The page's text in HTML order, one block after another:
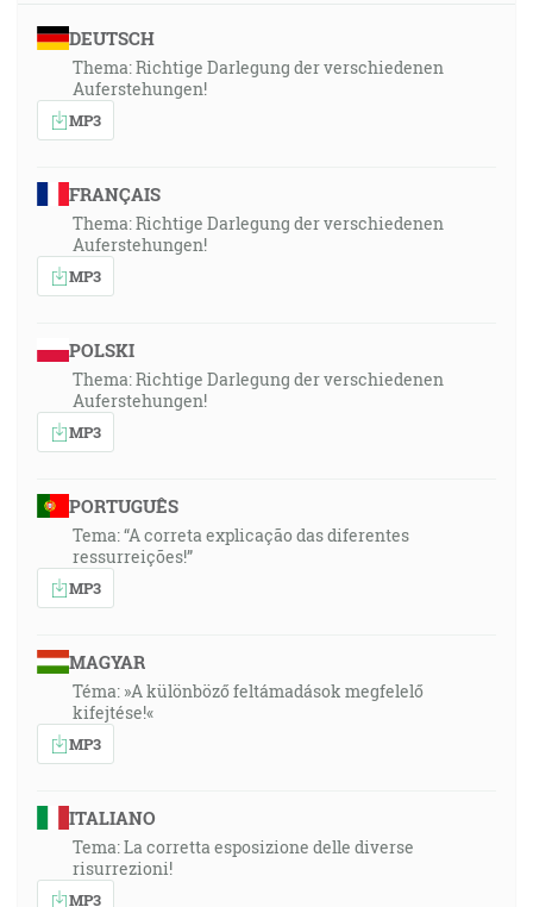
DEUTSCH
Thema: Richtige Darlegung der verschiedenen
Auferstehungen!
MP3
FRANÇAIS
Thema: Richtige Darlegung der verschiedenen
Auferstehungen!
MP3
POLSKI
Thema: Richtige Darlegung der verschiedenen
Auferstehungen!
MP3
PORTUGUÊS
Tema: “A correta explicação das diferentes
ressurreições!”
MP3
MAGYAR
Téma: »A különböző feltámadások megfelelő
kifejtése!«
MP3
ITALIANO
Tema: La corretta esposizione delle diverse
risurrezioni!
MP3